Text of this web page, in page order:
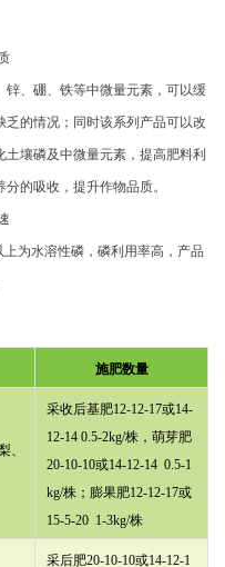
锌、硼、铁等中微量元素，可以缓
乏的情况；同时该系列产品可以改
土壤磷及中微量元素，提高肥料利
的吸收，提升作物品质。
上为水溶性磷，磷利用率高，产品
施肥数量
、
采收后基肥12-12-17或14-
12-14 0.5-2kg/株，萌芽肥
20-10-10或14-12-14 0.5-1
kg/株；膨果肥12-12-17或
15-5-20 1-3kg/株
采后肥20-10-10或14-12-1